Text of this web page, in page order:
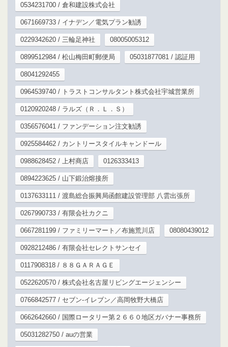
0534231700 / 倉和建設株式会社
0671669733 / イナデン／電気プラン勧誘
0229342620 / 三輪足神社 08005005312
0899512984 / 松山梅田町郵便局 05031877081 / 認証用
08041292455
0964539740 / トラストコンサルタント株式会社宇城営業所
0120920248 / ラルズ（Ｒ．Ｌ．Ｓ）
0356576041 / ファンデーション注文勧誘
0925584462 / カントリースタイルキャンドール
0988628452 / 上村商店 0126333413
0894223625 / 山下鍛治熔接所
0137633111 / 渡島総合振興局函館建設管理部 八雲出張所
0267990733 / 有限会社カクニ
0667281199 / ファミリーマート／布施荒川店 08080439012
0928212486 / 有限会社セレクトサンセイ
0117908318 / ８８ＧＡＲＡＧＥ
0522620570 / 株式会社名古屋リビングエージェンシー
0766842577 / セブン‐イレブン／高岡牧野大橋店
0662642660 / 国際ロータリー第２６６０地区ガバナー事務所
05031282750 / auの営業